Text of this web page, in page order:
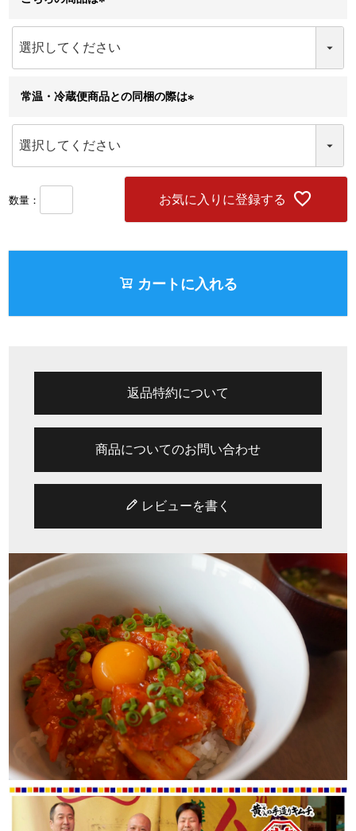
須
)
常温・冷蔵便商品との同梱の際は
)
お気に入りに登録する
カートに入れる
返品特約について
商品についてのお問い合わせ
レビューを書く